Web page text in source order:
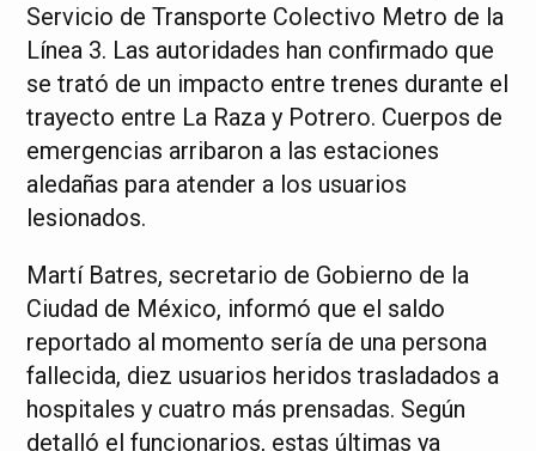
Servicio de Transporte Colectivo Metro de la
Línea 3. Las autoridades han confirmado que
se trató de un impacto entre trenes durante el
trayecto entre La Raza y Potrero. Cuerpos de
emergencias arribaron a las estaciones
aledañas para atender a los usuarios
lesionados.
Martí Batres, secretario de Gobierno de la
Ciudad de México, informó que el saldo
reportado al momento sería de una persona
fallecida, diez usuarios heridos trasladados a
hospitales y cuatro más prensadas. Según
detalló el funcionarios, estas últimas ya